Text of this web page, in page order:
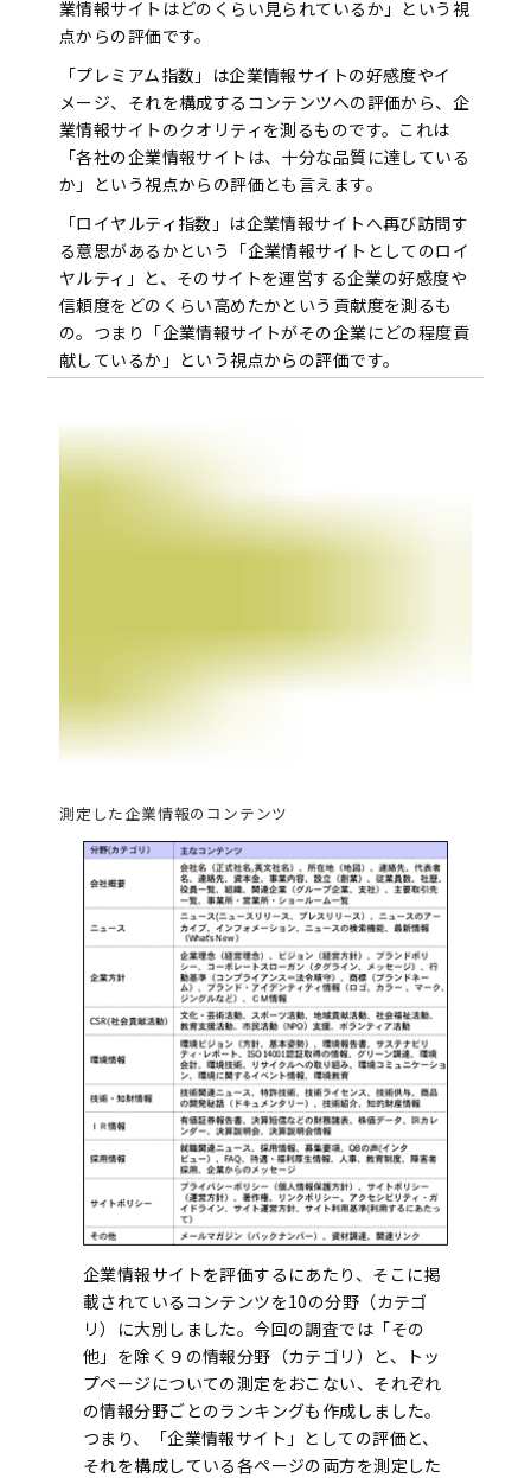
業情報サイトはどのくらい見られているか」という視
点からの評価です。
「プレミアム指数」は企業情報サイトの好感度やイ
メージ、それを構成するコンテンツへの評価から、企
業情報サイトのクオリティを測るものです。これは
「各社の企業情報サイトは、十分な品質に達している
か」という視点からの評価とも言えます。
「ロイヤルティ指数」は企業情報サイトへ再び訪問す
る意思があるかという「企業情報サイトとしてのロイ
ヤルティ」と、そのサイトを運営する企業の好感度や
信頼度をどのくらい高めたかという貢献度を測るも
の。つまり「企業情報サイトがその企業にどの程度貢
献しているか」という視点からの評価です。
測定した企業情報のコンテンツ
企業情報サイトを評価するにあたり、そこに掲
載されているコンテンツを10の分野（カテゴ
リ）に大別しました。今回の調査では「その
他」を除く９の情報分野（カテゴリ）と、トッ
プページについての測定をおこない、それぞれ
の情報分野ごとのランキングも作成しました。
つまり、「企業情報サイト」としての評価と、
それを構成している各ページの両方を測定した